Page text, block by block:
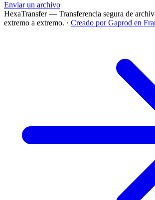
Enviar un archivo
HexaTransfer — Transferencia segura de
extremo a extremo. · Creado por Gaprod en